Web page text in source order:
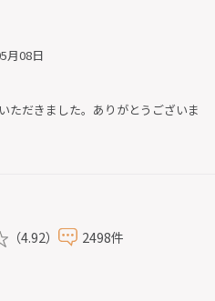
月08日
ただきました。ありがとうございま
（4.92） 2498件